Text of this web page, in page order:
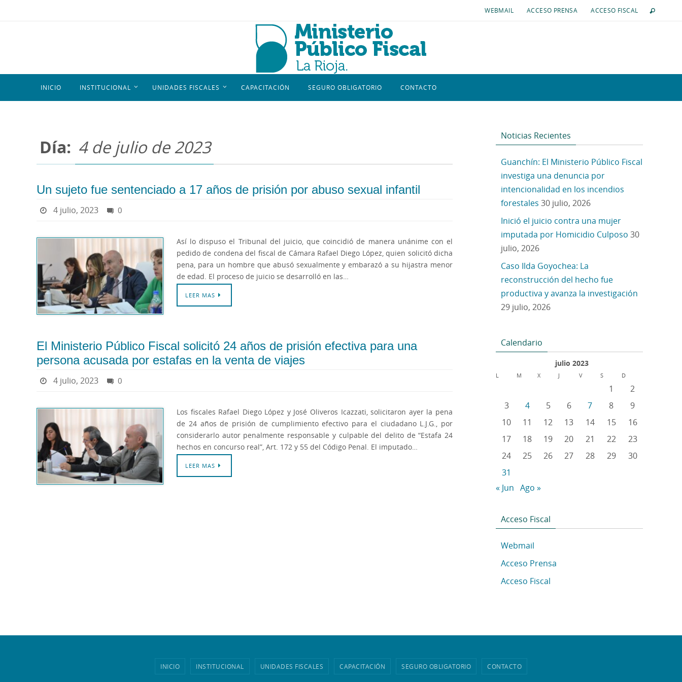
WEBMAIL ACCESO PRENSA ACCESO FISCAL
INICIO INSTITUCIONAL UNIDADES FISCALES CAPACITACIÓN SEGURO OBLIGATORIO CONTACTO
Día: 4 de julio de 2023
Un sujeto fue sentenciado a 17 años de prisión por abuso sexual infantil
4 julio, 2023 0
Así lo dispuso el Tribunal del juicio, que coincidió de manera unánime con el
pedido de condena del fiscal de Cámara Rafael Diego López, quien solicitó dicha
pena, para un hombre que abusó sexualmente y embarazó a su hijastra menor
de edad. El proceso de juicio se desarrolló en las…
LEER MAS
El Ministerio Público Fiscal solicitó 24 años de prisión efectiva para una
persona acusada por estafas en la venta de viajes
4 julio, 2023 0
Los fiscales Rafael Diego López y José Oliveros Icazzati, solicitaron ayer la pena
de 24 años de prisión de cumplimiento efectivo para el ciudadano L.J.G., por
considerarlo autor penalmente responsable y culpable del delito de “Estafa 24
hechos en concurso real”, Art. 172 y 55 del Código Penal. El imputado…
LEER MAS
Noticias Recientes
Guanchín: El Ministerio Público Fiscal
investiga una denuncia por
intencionalidad en los incendios
forestales 30 julio, 2026
Inició el juicio contra una mujer
imputada por Homicidio Culposo 30
julio, 2026
Caso Ilda Goyochea: La
reconstrucción del hecho fue
productiva y avanza la investigación
29 julio, 2026
Calendario
julio 2023
L M X J V S D
1
2
3
4 5 6 7 8
9
10
11 12 13 14 15
16
17
18 19 20 21 22
23
24
25 26 27 28 29
30
31
« Jun Ago »
Acceso Fiscal
Webmail
Acceso Prensa
Acceso Fiscal
INICIO INSTITUCIONAL UNIDADES FISCALES CAPACITACIÓN SEGURO OBLIGATORIO CONTACTO